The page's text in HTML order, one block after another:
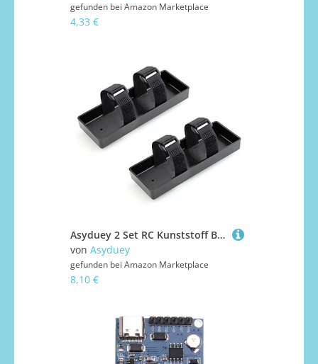
gefunden bei Amazon Marketplace
4,33 €
Asyduey 2 Set RC Kunststoff Batterie Fach Batterie Kasten Halterung für 1/8 1/10 Axial SCX10 TRX4 D90 RC Crawler Auto Teile
von Asyduey
gefunden bei Amazon Marketplace
8,10 €